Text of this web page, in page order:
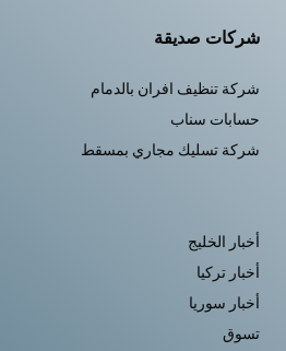
شركات صديقة
شركة تنظيف افران بالدمام
حسابات سناب
شركة تسليك مجاري بمسقط
أخبار الخليج
أخبار تركيا
أخبار سوريا
تسوق